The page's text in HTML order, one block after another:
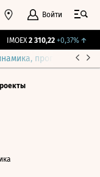
Войти
IMOEX 2 310,22 +0,37%↑
прогнозы